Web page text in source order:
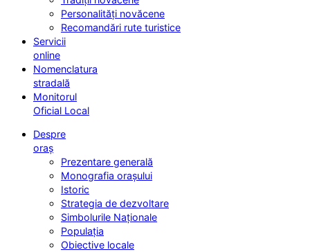
Personalități novăcene
Recomandări rute turistice
Servicii
online
Nomenclatura
stradală
Monitorul
Oficial Local
Despre
oraș
Prezentare generală
Monografia orașului
Istoric
Strategia de dezvoltare
Simbolurile Naționale
Populația
Obiective locale